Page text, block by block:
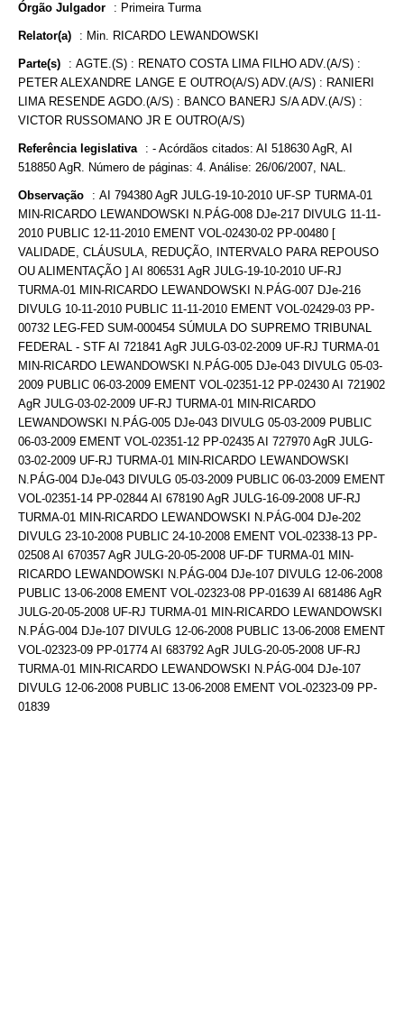
Órgão Julgador : Primeira Turma
Relator(a) : Min. RICARDO LEWANDOWSKI
Parte(s) : AGTE.(S) : RENATO COSTA LIMA FILHO ADV.(A/S) :
PETER ALEXANDRE LANGE E OUTRO(A/S) ADV.(A/S) : RANIERI
LIMA RESENDE AGDO.(A/S) : BANCO BANERJ S/A ADV.(A/S) :
VICTOR RUSSOMANO JR E OUTRO(A/S)
Referência legislativa : - Acórdãos citados: AI 518630 AgR, AI
518850 AgR. Número de páginas: 4. Análise: 26/06/2007, NAL.
Observação : AI 794380 AgR JULG-19-10-2010 UF-SP TURMA-01
MIN-RICARDO LEWANDOWSKI N.PÁG-008 DJe-217 DIVULG 11-11-
2010 PUBLIC 12-11-2010 EMENT VOL-02430-02 PP-00480 [
VALIDADE, CLÁUSULA, REDUÇÃO, INTERVALO PARA REPOUSO
OU ALIMENTAÇÃO ] AI 806531 AgR JULG-19-10-2010 UF-RJ
TURMA-01 MIN-RICARDO LEWANDOWSKI N.PÁG-007 DJe-216
DIVULG 10-11-2010 PUBLIC 11-11-2010 EMENT VOL-02429-03 PP-
00732 LEG-FED SUM-000454 SÚMULA DO SUPREMO TRIBUNAL
FEDERAL - STF AI 721841 AgR JULG-03-02-2009 UF-RJ TURMA-01
MIN-RICARDO LEWANDOWSKI N.PÁG-005 DJe-043 DIVULG 05-03-
2009 PUBLIC 06-03-2009 EMENT VOL-02351-12 PP-02430 AI 721902
AgR JULG-03-02-2009 UF-RJ TURMA-01 MIN-RICARDO
LEWANDOWSKI N.PÁG-005 DJe-043 DIVULG 05-03-2009 PUBLIC
06-03-2009 EMENT VOL-02351-12 PP-02435 AI 727970 AgR JULG-
03-02-2009 UF-RJ TURMA-01 MIN-RICARDO LEWANDOWSKI
N.PÁG-004 DJe-043 DIVULG 05-03-2009 PUBLIC 06-03-2009 EMENT
VOL-02351-14 PP-02844 AI 678190 AgR JULG-16-09-2008 UF-RJ
TURMA-01 MIN-RICARDO LEWANDOWSKI N.PÁG-004 DJe-202
DIVULG 23-10-2008 PUBLIC 24-10-2008 EMENT VOL-02338-13 PP-
02508 AI 670357 AgR JULG-20-05-2008 UF-DF TURMA-01 MIN-
RICARDO LEWANDOWSKI N.PÁG-004 DJe-107 DIVULG 12-06-2008
PUBLIC 13-06-2008 EMENT VOL-02323-08 PP-01639 AI 681486 AgR
JULG-20-05-2008 UF-RJ TURMA-01 MIN-RICARDO LEWANDOWSKI
N.PÁG-004 DJe-107 DIVULG 12-06-2008 PUBLIC 13-06-2008 EMENT
VOL-02323-09 PP-01774 AI 683792 AgR JULG-20-05-2008 UF-RJ
TURMA-01 MIN-RICARDO LEWANDOWSKI N.PÁG-004 DJe-107
DIVULG 12-06-2008 PUBLIC 13-06-2008 EMENT VOL-02323-09 PP-
01839